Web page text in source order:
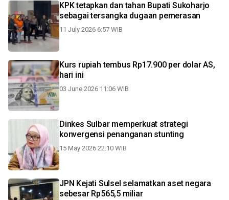
KPK tetapkan dan tahan Bupati Sukoharjo
sebagai tersangka dugaan pemerasan
11 July 2026 6:57 WIB
Kurs rupiah tembus Rp17.900 per dolar AS,
hari ini
03 June 2026 11:06 WIB
Dinkes Sulbar memperkuat strategi
konvergensi penanganan stunting
15 May 2026 22:10 WIB
JPN Kejati Sulsel selamatkan aset negara
sebesar Rp565,5 miliar